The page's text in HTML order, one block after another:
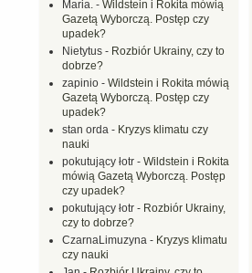
Maria. - Wildstein i Rokita mówią
Gazetą Wyborczą. Postęp czy
upadek?
Nietytus - Rozbiór Ukrainy, czy to
dobrze?
zapinio - Wildstein i Rokita mówią
Gazetą Wyborczą. Postęp czy
upadek?
stan orda - Kryzys klimatu czy
nauki
pokutujący łotr - Wildstein i Rokita
mówią Gazetą Wyborczą. Postęp
czy upadek?
pokutujący łotr - Rozbiór Ukrainy,
czy to dobrze?
CzarnaLimuzyna - Kryzys klimatu
czy nauki